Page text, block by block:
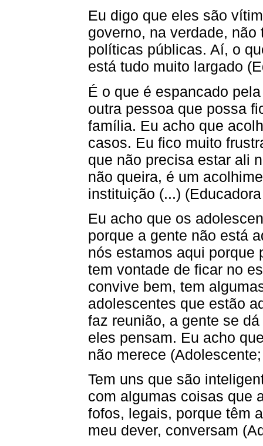
Eu digo que eles são
governo, na verdade,
políticas públicas. Aí, o
está tudo muito largado
É o que é espancado
outra pessoa que possa
família. Eu acho que
casos. Eu fico muito
que não precisa estar ali
não queira, é um
instituição (...)
Eu acho que os
porque a gente não está
nós estamos aqui porque
tem vontade de ficar no
convive bem, tem
adolescentes que estão
faz reunião, a gente se
eles pensam. Eu acho
não merece
Tem uns que são
com algumas coisas que
fofos, legais, porque têm
meu dever, conversam